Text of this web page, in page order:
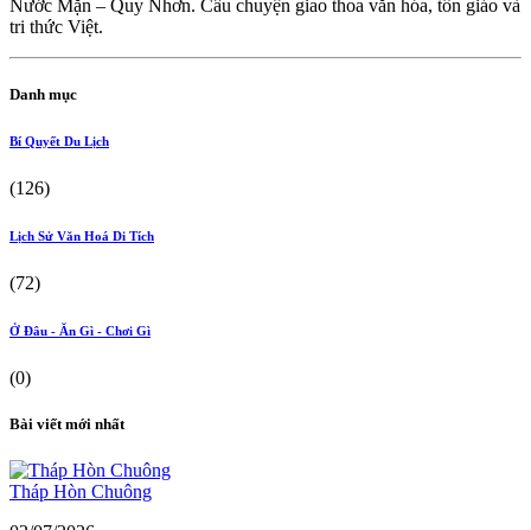
Nước Mặn – Quy Nhơn. Câu chuyện giao thoa văn hóa, tôn giáo và
tri thức Việt.
Danh mục
Bí Quyết Du Lịch
(126)
Lịch Sử Văn Hoá Di Tích
(72)
Ở Đâu - Ăn Gì - Chơi Gì
(0)
Bài viết mới nhất
Tháp Hòn Chuông